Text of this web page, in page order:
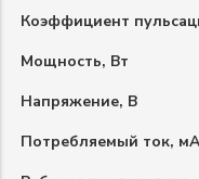
Коэффициент
Мощность, Вт
Напряжение, В
Потребляемый ток, мА